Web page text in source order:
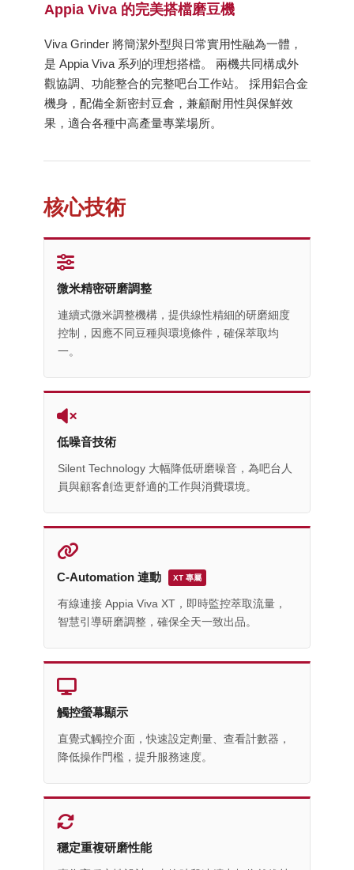
Appia Viva 的完美搭檔磨豆機
Viva Grinder 將簡潔外型與日常實用性融為一體，
是 Appia Viva 系列的理想搭檔。 兩機共同構成外
觀協調、功能整合的完整吧台工作站。 採用鋁合金
機身，配備全新密封豆倉，兼顧耐用性與保鮮效
果，適合各種中高產量專業場所。
核心技術
微米精密研磨調整
連續式微米調整機構，提供線性精細的研磨細度
控制，因應不同豆種與環境條件，確保萃取均
一。
低噪音技術
Silent Technology 大幅降低研磨噪音，為吧台人
員與顧客創造更舒適的工作與消費環境。
C-Automation 連動 XT 專屬
有線連接 Appia Viva XT，即時監控萃取流量，
智慧引導研磨調整，確保全天一致出品。
觸控螢幕顯示
直覺式觸控介面，快速設定劑量、查看計數器，
降低操作門檻，提升服務速度。
穩定重複研磨性能